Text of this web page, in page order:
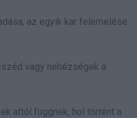
az egyik kar felemelése
vagy nehézségek a
attól függnek, hol történt a